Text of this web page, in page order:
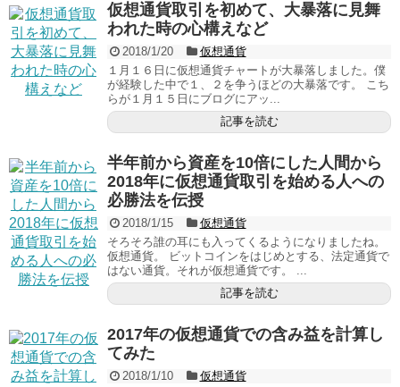
仮想通貨取引を初めて、大暴落に見舞
われた時の心構えなど
2018/1/20
仮想通貨
１月１６日に仮想通貨チャートが大暴落しました。僕
が経験した中で１、２を争うほどの大暴落です。 こち
らが１月１５日にブログにアッ...
記事を読む
半年前から資産を10倍にした人間から
2018年に仮想通貨取引を始める人への
必勝法を伝授
2018/1/15
仮想通貨
そろそろ誰の耳にも入ってくるようになりましたね。
仮想通貨。 ビットコインをはじめとする、法定通貨で
はない通貨。それが仮想通貨です。 ...
記事を読む
2017年の仮想通貨での含み益を計算し
てみた
2018/1/10
仮想通貨